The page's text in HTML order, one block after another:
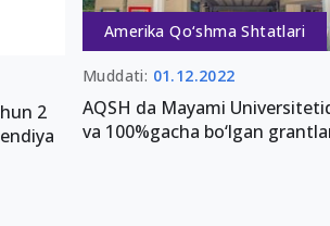
2
Amerika Qo‘shma Shtatlari
Muddati: 01.12.2022
AQSH da Mayami
va 100%gacha bo‘lgan